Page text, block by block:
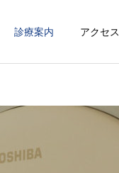
診療案内 アクセス